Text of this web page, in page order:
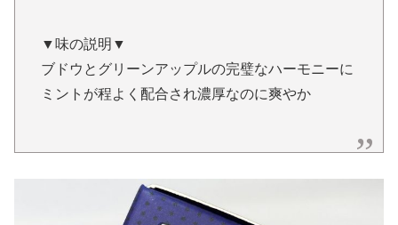
▼味の説明▼
ブドウとグリーンアップルの完璧なハーモニーに
ミントが程よく配合され濃厚なのに爽やか